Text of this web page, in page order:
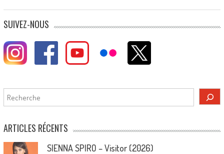
SUIVEZ-NOUS
Rechercher
ARTICLES RÉCENTS
SIENNA SPIRO – Visitor (2026)